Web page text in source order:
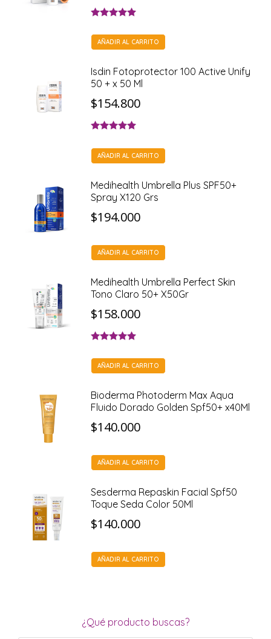
5.00de 5
AÑADIR AL CARRITO
Isdin Fotoprotector 100 Active Unify
50 + x 50 Ml
$154.800
5.00de 5
AÑADIR AL CARRITO
Medihealth Umbrella Plus SPF50+
Spray X120 Grs
$194.000
AÑADIR AL CARRITO
Medihealth Umbrella Perfect Skin
Tono Claro 50+ X50Gr
$158.000
5.00de 5
AÑADIR AL CARRITO
Bioderma Photoderm Max Aqua
Fluido Dorado Golden Spf50+ x40Ml
$140.000
AÑADIR AL CARRITO
Sesderma Repaskin Facial Spf50
Toque Seda Color 50Ml
$140.000
AÑADIR AL CARRITO
¿Qué producto buscas?